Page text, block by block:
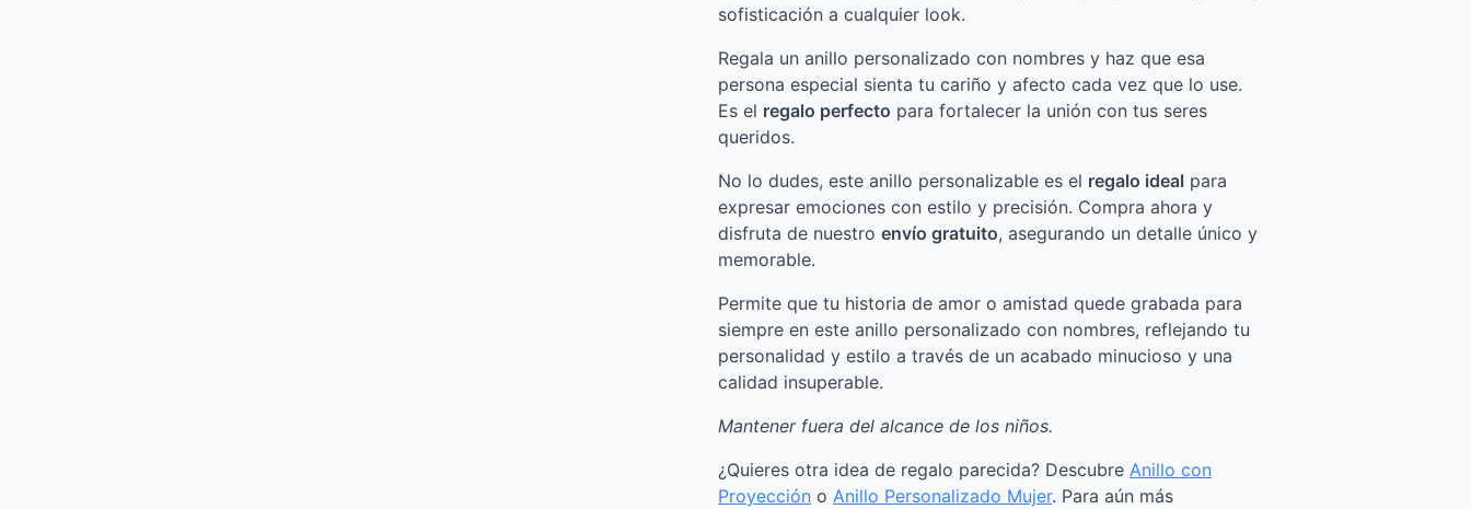
sofisticación a cualquier look.
Regala un anillo personalizado con nombres y haz que esa
persona especial sienta tu cariño y afecto cada vez que lo use.
Es el regalo perfecto para fortalecer la unión con tus seres
queridos.
No lo dudes, este anillo personalizable es el regalo ideal para
expresar emociones con estilo y precisión. Compra ahora y
disfruta de nuestro envío gratuito, asegurando un detalle único y
memorable.
Permite que tu historia de amor o amistad quede grabada para
siempre en este anillo personalizado con nombres, reflejando tu
personalidad y estilo a través de un acabado minucioso y una
calidad insuperable.
Mantener fuera del alcance de los niños.
¿Quieres otra idea de regalo parecida? Descubre Anillo con
Proyección o Anillo Personalizado Mujer. Para aún más